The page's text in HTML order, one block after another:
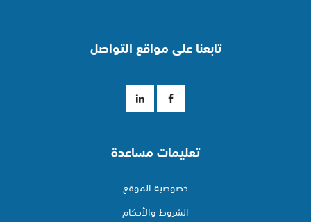
تابعنا على مواقع التواصل
تعليمات مساعدة
خصوصية الموقع
الشروط والأحكام